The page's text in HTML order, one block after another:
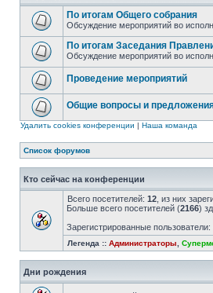
По итогам Общего собрания
Обсуждение мероприятий во
По итогам Заседания
Обсуждение мероприятий во
Проведение мероприятий
Общие вопросы и
Удалить cookies конференции | Наша команда
Список форумов
Кто сейчас на конференции
Всего посетителей: 12 , из них
Больше всего посетителей (2166)
Зарегистрированные
Легенда :: Администраторы
Дни рождения